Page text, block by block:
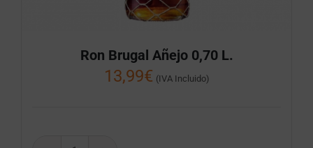
Ron Brugal Añejo 0,70 L.
13,99€ (IVA Incluido)